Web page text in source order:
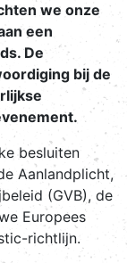
we onze
een
De
bij de
besluiten
Aanlandplicht,
(GVB), de
Europees
richtlijn.